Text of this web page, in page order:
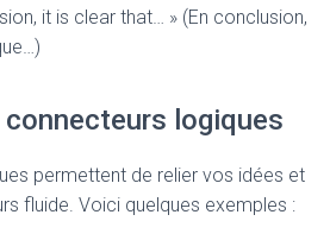
it is clear that… » (En conclusion,
logiques
permettent de relier vos idées et
fluide. Voici quelques exemples :